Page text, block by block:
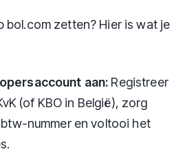
bol.com zetten? Hier is wat je
aan: Registreer
(of KBO in België), zorg
nummer en voltooi het